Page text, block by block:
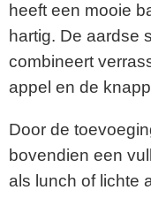
heeft een mooie
hartig. De aardse
combineert
appel en de
Door de
bovendien een
als lunch of lichte